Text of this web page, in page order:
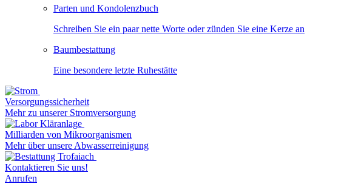
Parten und Kondolenzbuch
Schreiben Sie ein paar nette Worte oder zünden Sie eine Kerze an
Baumbestattung
Eine besondere letzte Ruhestätte
Versorgungssicherheit
Mehr zu unserer Stromversorgung
Milliarden von Mikroorganismen
Mehr über unsere Abwasserreinigung
Kontaktieren Sie uns!
Anrufen